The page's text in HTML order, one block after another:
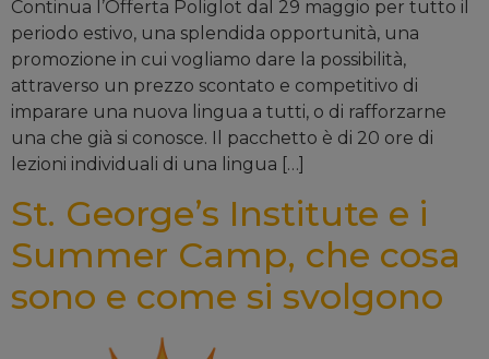
Continua l’Offerta Poliglot dal 29 maggio per tutto il
periodo estivo, una splendida opportunità, una
promozione in cui vogliamo dare la possibilità,
attraverso un prezzo scontato e competitivo di
imparare una nuova lingua a tutti, o di rafforzarne
una che già si conosce. Il pacchetto è di 20 ore di
lezioni individuali di una lingua […]
St. George’s Institute e i
Summer Camp, che cosa
sono e come si svolgono